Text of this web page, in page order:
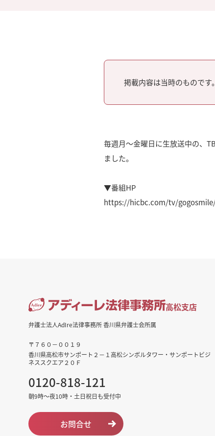
掲載内容は当時のものです
毎週月～金曜日に生放送中の、
ました。
▼番組HP
https://hicbc.com/tv/
高松支店
弁護士法人AdIre法律事務所 香川県弁護士会所属
〒７６０－００１９
香川県高松市サンポート２－１高松シンボルタワー・サンポートビジ
ネススクエア２０Ｆ
0120-818-121
朝9時～夜10時・土日祝日も受付中
お問合せ